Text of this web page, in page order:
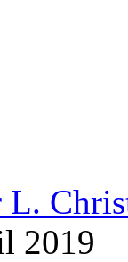
L.
2019